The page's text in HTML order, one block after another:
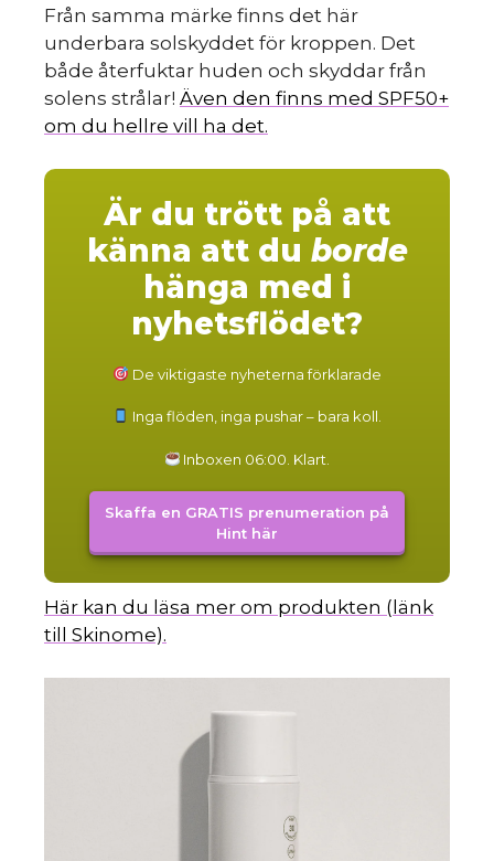
Från samma märke finns det här
underbara solskyddet för kroppen. Det
både återfuktar huden och skyddar från
solens strålar! Även den finns med SPF50+
om du hellre vill ha det.
Är du trött på att
känna att du borde
hänga med i
nyhetsflödet?
De viktigaste nyheterna förklarade
Inga flöden, inga pushar – bara koll.
Inboxen 06:00. Klart.
Skaffa en GRATIS prenumeration på
Hint här
Här kan du läsa mer om produkten (länk
till Skinome).